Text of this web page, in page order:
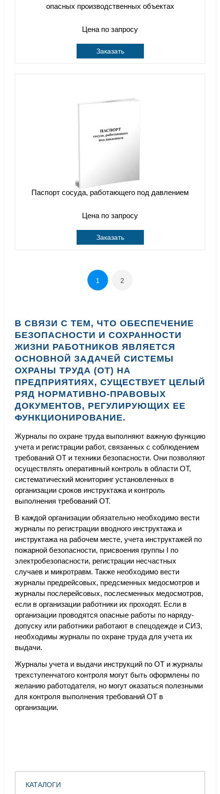
опасных производственных объектах
Цена по запросу
Заказать
Паспорт сосуда, работающего под давлением
Цена по запросу
Заказать
1 2
В СВЯЗИ С ТЕМ, ЧТО ОБЕСПЕЧЕНИЕ
БЕЗОПАСНОСТИ И СОХРАННОСТИ
ЖИЗНИ РАБОТНИКОВ ЯВЛЯЕТСЯ
ОСНОВНОЙ ЗАДАЧЕЙ СИСТЕМЫ
ОХРАНЫ ТРУДА (ОТ) НА
ПРЕДПРИЯТИЯХ, СУЩЕСТВУЕТ ЦЕЛЫЙ
РЯД НОРМАТИВНО-ПРАВОВЫХ
ДОКУМЕНТОВ, РЕГУЛИРУЮЩИХ ЕЕ
ФУНКЦИОНИРОВАНИЕ.
Журналы по охране труда выполняют важную функцию
учета и регистрации работ, связанных с соблюдением
требований ОТ и техники безопасности. Они позволяют
осуществлять оперативный контроль в области ОТ,
систематический мониторинг установленных в
организации сроков инструктажа и контроль
выполнения требований ОТ.
В каждой организации обязательно необходимо вести
журналы по регистрации вводного инструктажа и
инструктажа на рабочем месте, учета инструктажей по
пожарной безопасности, присвоения группы I по
электробезопасности, регистрации несчастных
случаев и микротравм. Также необходимо вести
журналы предрейсовых, предсменных медосмотров и
журналы послерейсовых, послесменных медосмотров,
если в организации работники их проходят. Если в
организации проводятся опасные работы по наряду-
допуску или работники работают в спецодежде и СИЗ,
необходимы журналы по охране труда для учета их
выдачи.
Журналы учета и выдачи инструкций по ОТ и журналы
трехступенчатого контроля могут быть оформлены по
желанию работодателя, но могут оказаться полезными
для контроля выполнения требований ОТ в
организации.
КАТАЛОГИ